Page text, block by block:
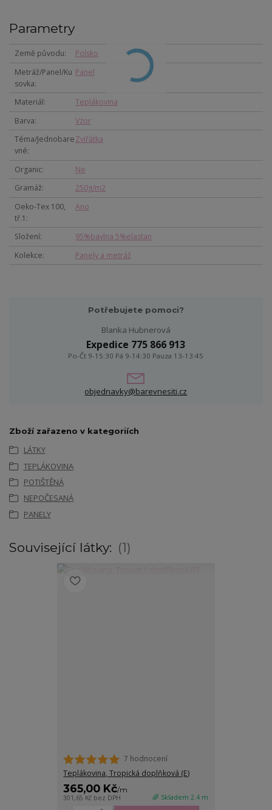
Parametry
Země původu
Polsko
Metráž/Panel/Ku
sovka
Panel
Materiál
Teplákovina
Barva
Vzor
Téma/Jednobare
vné
Zvířátka
Organic
Ne
Gramáž
250g/m2
Oeko-Tex 100,
tř.1
Ano
Složení
95%bavlna 5%elastan
Kolekce
Panely a metráž
Potřebujete pomoci?
Blanka Hubnerová
Expedice 775 866 913
Po-Čt 9-15:30 Pá 9-14:30 Pauza 13-13:45
objednavky@barevnesiti.cz
Zboží zařazeno v kategoriích
LÁTKY
TEPLÁKOVINA
POTIŠTĚNÁ
NEPOČESANÁ
PANELY
Související látky: 1
7 hodnocení
Teplákovina, Tropická doplňková (E)
365,00 Kč/m
301,65 Kč bez DPH 🌈 Skladem 2.4 m